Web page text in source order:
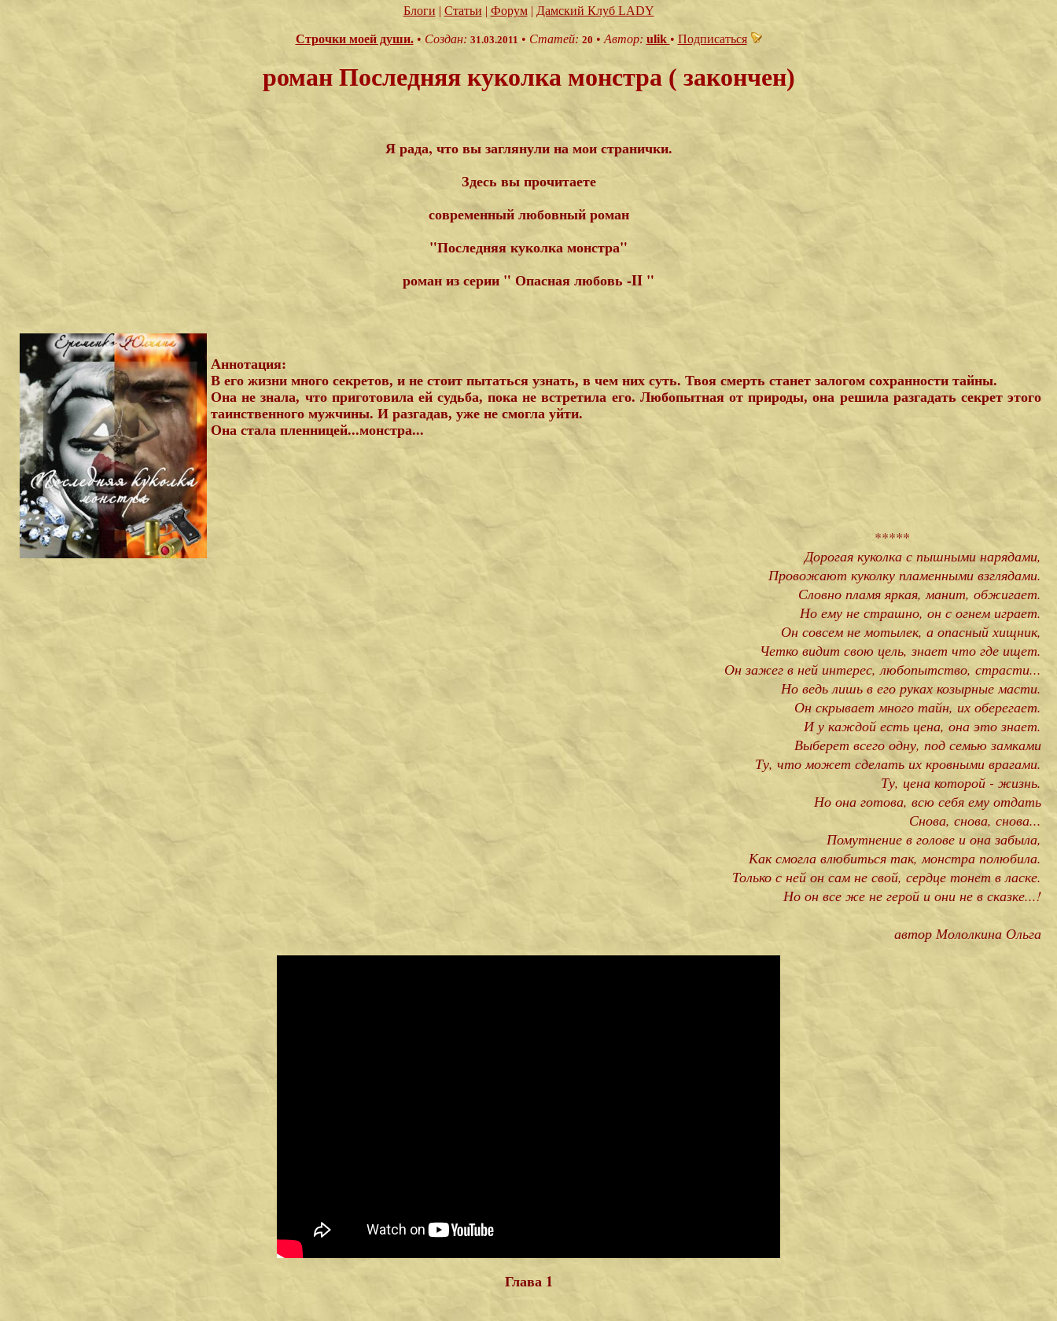
Блоги | Статьи | Форум| Дамский Клуб LADY
Строчки моей души.• Создан: 31.03.2011 • Статей: 20 • Автор: ulik • Подписаться
роман Последняя куколка монстра ( закончен)
Я рада, что вы заглянули на мои странички.
Здесь вы прочитаете
современный любовный роман
"Последняя куколка монстра"
роман из серии " Опасная любовь -II "
Аннотация:
В его жизни много секретов, и не стоит пытаться узнать, в чем них суть. Твоя смерть станет залогом сохранности тайны.
Она не знала, что приготовила ей судьба, пока не встретила его. Любопытная от природы, она решила разгадать секрет этого
таинственного мужчины. И разгадав, уже не смогла уйти.
Она стала пленницей...монстра...
*****
Дорогая куколка с пышными нарядами,
Провожают куколку пламенными взглядами.
Словно пламя яркая, манит, обжигает.
Но ему не страшно, он с огнем играет.
Он совсем не мотылек, а опасный хищник,
Четко видит свою цель, знает что где ищет.
Он зажег в ней интерес, любопытство, страсти...
Но ведь лишь в его руках козырные масти.
Он скрывает много тайн, их оберегает.
И у каждой есть цена, она это знает.
Выберет всего одну, под семью замками
Ту, что может сделать их кровными врагами.
Ту, цена которой - жизнь.
Но она готова, всю себя ему отдать
Снова, снова, снова...
Помутнение в голове и она забыла,
Как смогла влюбиться так, монстра полюбила.
Только с ней он сам не свой, сердце тонет в ласке.
Но он все же не герой и они не в сказке...!
автор Мололкина Ольга
Глава 1